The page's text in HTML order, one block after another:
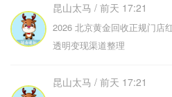
昆山太马 / 前天 17:21
2026 北京黄金回收正规门店
透明变现渠道整理
昆山太马 / 前天 17:21